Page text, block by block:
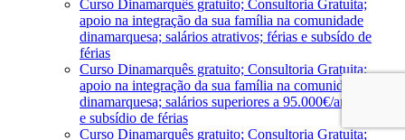
Curso Dinamarquês gratuito; Consultoria Gratuita;
apoio na integração da sua família na comunidade
dinamarquesa; salários atrativos; férias e subsído de
férias
Curso Dinamarquês gratuito; Consultoria Gratuita;
apoio na integração da sua família na comunidade
dinamarquesa; salários superiores a 95.000€/ano; férias
e subsídio de férias
Curso Dinamarquês gratuito; Consultoria Gratuita;